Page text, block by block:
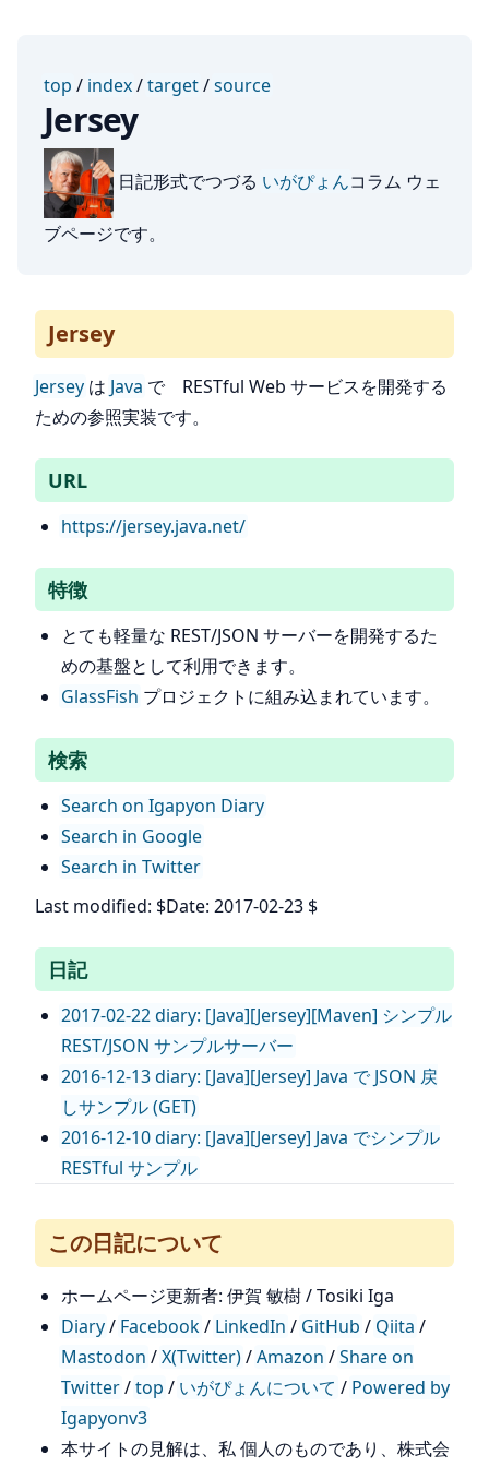
top / index/target/source
Jersey
日記形式でつづる いがぴょんコラム ウェ
ブページです。
Jersey
Jersey は Java で RESTful Web サービスを開発する
ための参照実装です。
URL
https://jersey.java.net/
特徴
とても軽量な REST/JSON サーバーを開発するた
めの基盤として利用できます。
GlassFish プロジェクトに組み込まれています。
検索
Search on Igapyon Diary
Search in Google
Search in Twitter
Last modified: $Date: 2017-02-23 $
日記
2017-02-22 diary: [Java][Jersey][Maven] シンプル
REST/JSON サンプルサーバー
2016-12-13 diary: [Java][Jersey] Java で JSON 戻
しサンプル (GET)
2016-12-10 diary: [Java][Jersey] Java でシンプル
RESTful サンプル
この日記について
ホームページ更新者: 伊賀 敏樹 / Tosiki Iga
Diary/ Facebook/ LinkedIn / GitHub / Qiita /
Mastodon /X(Twitter)/Amazon /Share on
Twitter/top / いがぴょんについて / Powered by
Igapyonv3
本サイトの見解は、私 個人のものであり、株式会